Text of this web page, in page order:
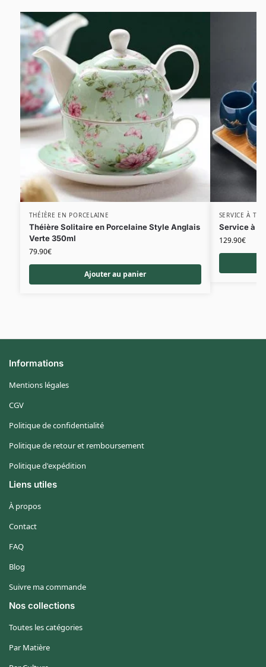
THÉIÈRE EN PORCELAINE
Théière Solitaire en Porcelaine Style Anglais
Verte 350ml
79.90€
Ajouter au panier
SERVICE À
Service à
129.90€
Informations
Mentions légales
CGV
Politique de confidentialité
Politique de retour et remboursement
Politique d'expédition
Liens utiles
À propos
Contact
FAQ
Blog
Suivre ma commande
Nos collections
Toutes les catégories
Par Matière